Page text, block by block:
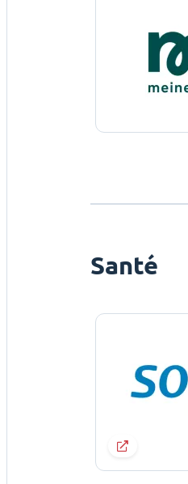
Santé